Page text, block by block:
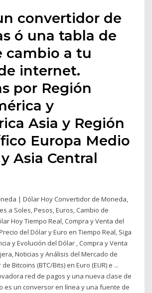
convertidor de
ó una tabla de
cambio a tu
internet.
por Región
y
Asia y Región
Europa Medio
Asia Central
| Dólar Hoy Convertidor de Moneda,
a Soles, Pesos, Euros, Cambio de
Hoy Tiempo Real, Compra y Venta del
del Dólar y Euro en Tiempo Real, Siga
y Evolución del Dólar , Compra y Venta
Noticias y Análisis del Mercado de
Bitcoins (BTC/Bits) en Euro (EUR) e ...
red de pagos y una nueva clase de
es un conversor en línea y una fuente de